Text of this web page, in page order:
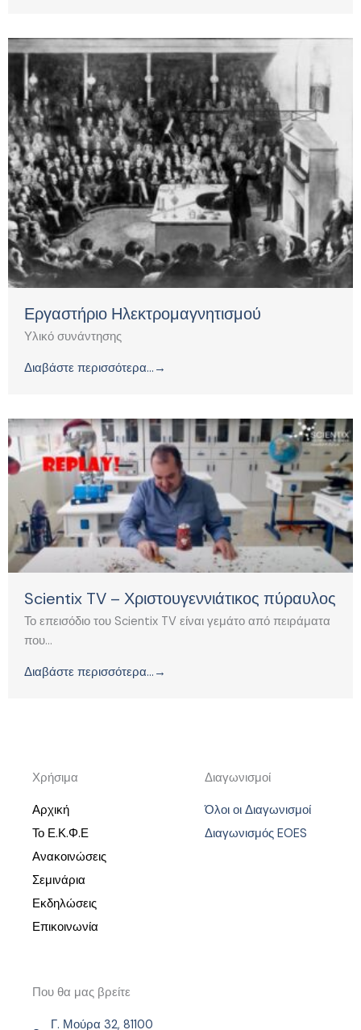
Εργαστήριο Ηλεκτρομαγνητισμού
Υλικό συνάντησης
Διαβάστε περισσότερα...→
Scientix TV – Χριστουγεννιάτικος πύραυλος
Το επεισόδιο του Scientix TV είναι γεμάτο από πειράματα
που...
Διαβάστε περισσότερα...→
Χρήσιμα
Αρχική
Το Ε.Κ.Φ.Ε
Ανακοινώσεις
Σεμινάρια
Εκδηλώσεις
Επικοινωνία
Διαγωνισμοί
Όλοι οι Διαγωνισμοί
Διαγωνισμός EOES
Που θα μας βρείτε
Γ. Μούρα 32, 81100